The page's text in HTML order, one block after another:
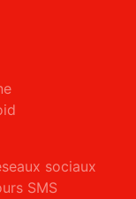
sociaux
SMS